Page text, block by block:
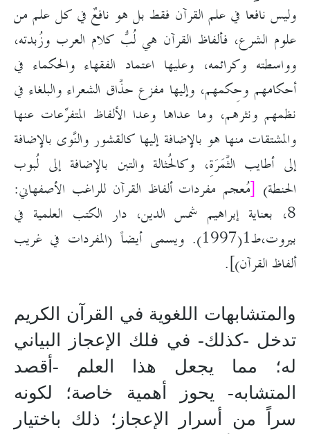
وليس نافعا في علم القرآن فقط بل هو نافعٌ في كل علم من
علوم الشرع، فألفاظ القرآن هي لُبُّ كلام العرب وزُبدته،
وواسطته وكرائمه، وعليها اعتماد الفقهاء والحكماء في
أحكامهم وحِكمهم، وإليها مفزع حذَّاق الشعراء والبلغاء في
نظمهم ونثرهم، وما عداها وعدا الألفاظ المتفرِّعات عنها
والمشتقات منها هو بالإضافة إليها كالقشور والنَّوى بالإضافة
إلى أطايب الثَّمَرَةِ، وكالحُثالة والتبن بالإضافة إلى لُبوب
الحنطة) [مُعجم مفردات ألفاظ القرآن للراغب الأصفهاني:
8، بعناية إبراهيم شمس الدين، دار الكتب العلمية في
بيروت،ط1(1997). ويسمى أيضاً (المفردات في غريب
ألفاظ القرآن)].
والمتشابهات اللغوية في القرآن الكريم
تدخل -كذلك- في فلك الإعجاز البياني
له؛ مما يجعل هذا العلم -أقصد
المتشابه- يحوز أهمية خاصة؛ لكونه
سراً من أسرار الإعجاز؛ ذلك باختيار